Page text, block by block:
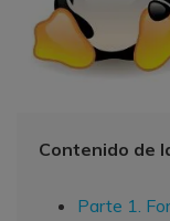
Contenido de
Parte 1.